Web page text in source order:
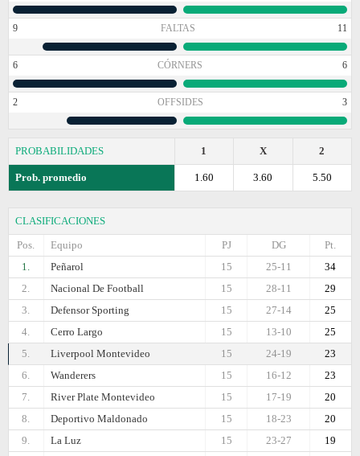
9 FALTAS 11
6 CÓRNERS 6
2 OFFSIDES 3
PROBABILIDADES 2
X
1
Prob. promedio 5.50
3.60
1.60
CLASIFICACIONES
Pos.
Equipo Pt.
DG
PJ
1.
Peñarol 34
25-11
15
2.
Nacional De Football 29
28-11
15
3.
Defensor Sporting 25
27-14
15
4.
Cerro Largo 25
13-10
15
5.
Liverpool Montevideo 23
24-19
15
6.
Wanderers 23
16-12
15
7.
River Plate Montevideo 20
17-19
15
8.
Deportivo Maldonado 20
18-23
15
9.
La Luz 19
23-27
15